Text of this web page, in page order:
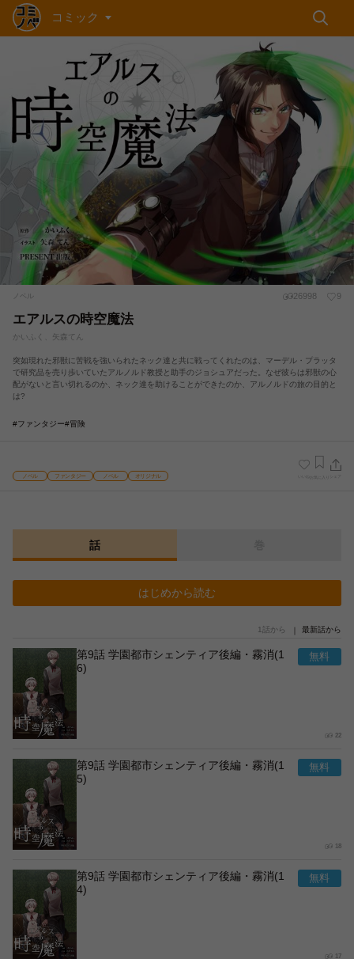
コミック
ノベル 26998 9
エアルスの時空魔法
かいふく、矢森てん
突如現れた邪獣に苦戦を強いられたネック達と共に戦ってくれたのは、マーデル・プラッタ
で研究品を売り歩いていたアルノルド教授と助手のジョシュアだった。なぜ彼らは邪獣の心
配がないと言い切れるのか、ネック達を助けることができたのか、アルノルドの旅の目的と
は?
#ファンタジー#冒険
ノベル ファンタジー ノベル オリジナル
話
はじめから読む
1話から 最新話から
第9話 学園都市シェンティア後編・霧消(1
6)
22
第9話 学園都市シェンティア後編・霧消(1
5)
18
第9話 学園都市シェンティア後編・霧消(1
4)
17